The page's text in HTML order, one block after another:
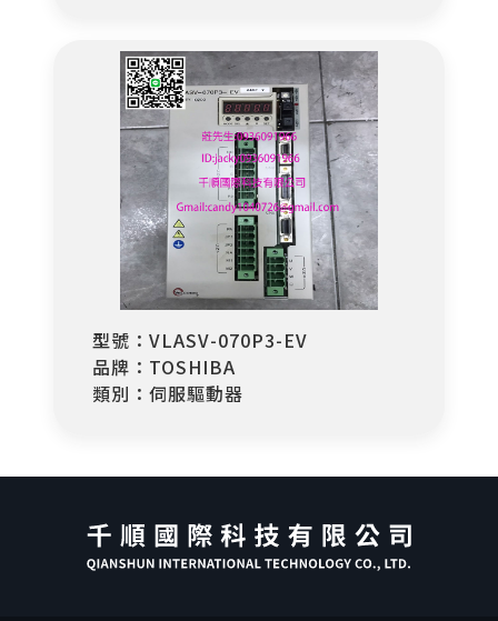
型號：VLASV-070P3-EV
品牌：TOSHIBA
類別：伺服驅動器